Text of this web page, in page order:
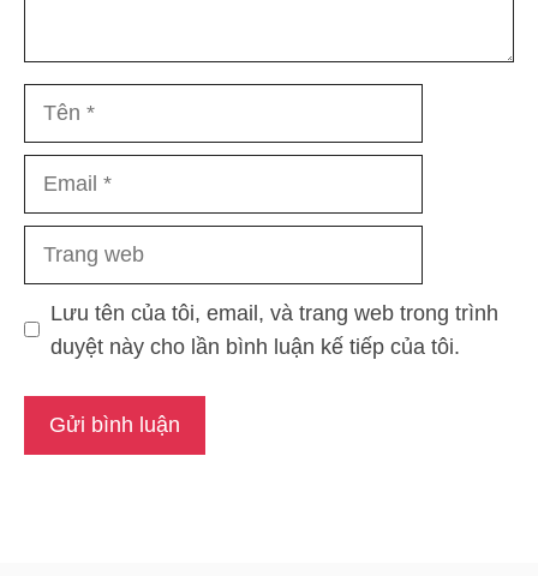
Lưu tên của tôi, email, và trang web trong trình
duyệt này cho lần bình luận kế tiếp của tôi.